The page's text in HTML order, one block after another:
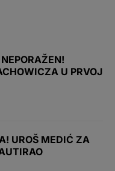
U PRVOJ
UROŠ MEDIĆ ZA